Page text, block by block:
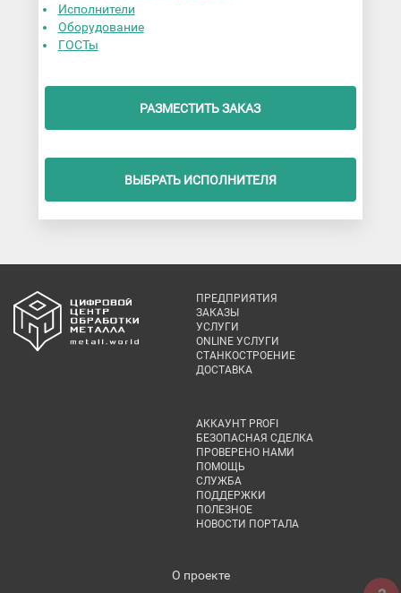
Исполнители
Оборудование
ГОСТы
РАЗМЕСТИТЬ ЗАКАЗ
ВЫБРАТЬ ИСПОЛНИТЕЛЯ
ПРЕДПРИЯТИЯ
ЗАКАЗЫ
УСЛУГИ
ONLINE УСЛУГИ
СТАНКОСТРОЕНИЕ
ДОСТАВКА
АККАУНТ PROFI
БЕЗОПАСНАЯ СДЕЛКА
ПРОВЕРЕНО НАМИ
ПОМОЩЬ
СЛУЖБА
ПОДДЕРЖКИ
ПОЛЕЗНОЕ
НОВОСТИ ПОРТАЛА
О проекте